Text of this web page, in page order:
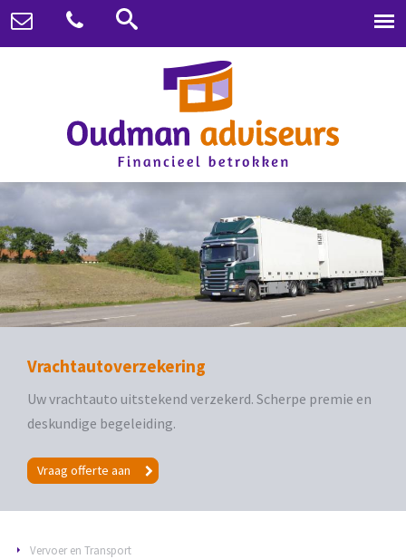
Vrachtautoverzekering
Uw vrachtauto uitstekend verzekerd. Scherpe premie en
deskundige begeleiding.
Vraag offerte aan
Vervoer en Transport